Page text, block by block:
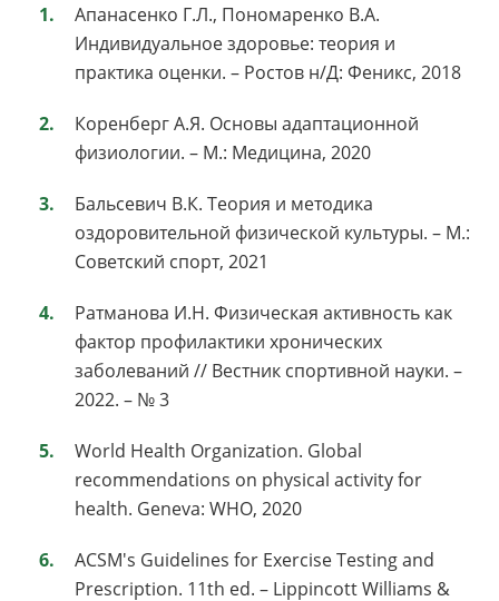
Апанасенко Г.Л., Пономаренко В.А.
Индивидуальное здоровье: теория и
практика оценки. – Ростов н/Д: Феникс, 2018
Коренберг А.Я. Основы адаптационной
физиологии. – М.: Медицина, 2020
Бальсевич В.К. Теория и методика
оздоровительной физической культуры. – М.:
Советский спорт, 2021
Ратманова И.Н. Физическая активность как
фактор профилактики хронических
заболеваний // Вестник спортивной науки. –
2022. – № 3
World Health Organization. Global
recommendations on physical activity for
health. Geneva: WHO, 2020
ACSM's Guidelines for Exercise Testing and
Prescription. 11th ed. – Lippincott Williams &